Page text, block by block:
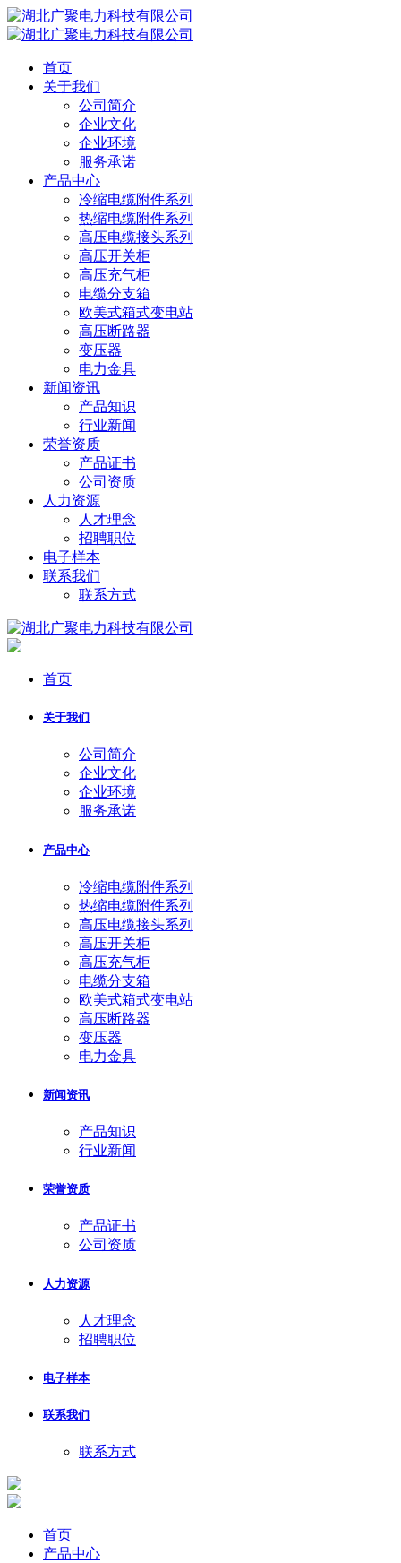
首页
关于我们
公司简介
企业文化
企业环境
服务承诺
产品中心
冷缩电缆附件系列
热缩电缆附件系列
高压电缆接头系列
高压开关柜
高压充气柜
电缆分支箱
欧美式箱式变电站
高压断路器
变压器
电力金具
新闻资讯
产品知识
行业新闻
荣誉资质
产品证书
公司资质
人力资源
人才理念
招聘职位
电子样本
联系我们
联系方式
首页
关于我们
公司简介
企业文化
企业环境
服务承诺
产品中心
冷缩电缆附件系列
热缩电缆附件系列
高压电缆接头系列
高压开关柜
高压充气柜
电缆分支箱
欧美式箱式变电站
高压断路器
变压器
电力金具
新闻资讯
产品知识
行业新闻
荣誉资质
产品证书
公司资质
人力资源
人才理念
招聘职位
电子样本
联系我们
联系方式
首页
产品中心